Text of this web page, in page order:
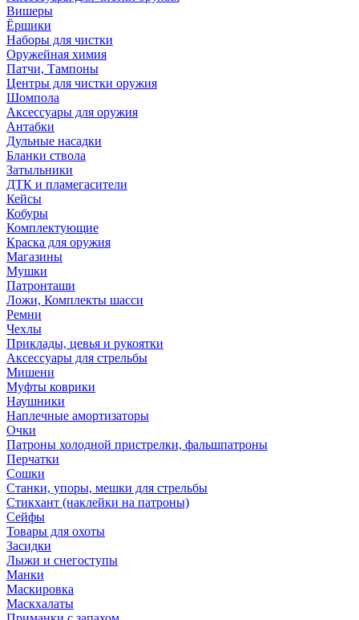
Вишеры
Ёршики
Наборы для чистки
Оружейная химия
Патчи, Тампоны
Центры для чистки оружия
Шомпола
Аксессуары для оружия
Антабки
Дульные насадки
Бланки ствола
Затыльники
ДТК и пламегасители
Кейсы
Кобуры
Комплектующие
Краска для оружия
Магазины
Мушки
Патронташи
Ложи, Комплекты шасси
Ремни
Чехлы
Приклады, цевья и рукоятки
Аксессуары для стрельбы
Мишени
Муфты коврики
Наушники
Наплечные амортизаторы
Очки
Патроны холодной пристрелки, фальшпатроны
Перчатки
Сошки
Станки, упоры, мешки для стрельбы
Стикхант (наклейки на патроны)
Сейфы
Товары для охоты
Засидки
Лыжи и снегоступы
Манки
Маскировка
Маскхалаты